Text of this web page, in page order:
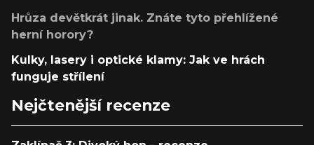
Hrůza devětkrát jinak. Znáte tyto přehlížené
herní horory?
Kulky, lasery i optické klamy: Jak ve hrách
funguje střílení
Nejčtenější recenze